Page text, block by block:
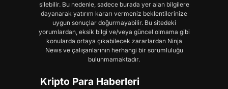
silebilir. Bu nedenle, sadece burada yer alan bilgilere
dayanarak yatırım kararı vermeniz beklentilerinize
uygun sonuçlar doğurmayabilir. Bu sitedeki
yorumlardan, eksik bilgi ve/veya güncel olmama gibi
konularda ortaya çıkabilecek zararlardan Ninja
News ve çalışanlarının herhangi bir sorumluluğu
bulunmamaktadır.
Kripto Para Haberleri